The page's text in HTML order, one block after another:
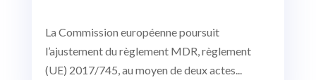
La Commission européenne poursuit
l’ajustement du règlement MDR, règlement
(UE) 2017/745, au moyen de deux actes...